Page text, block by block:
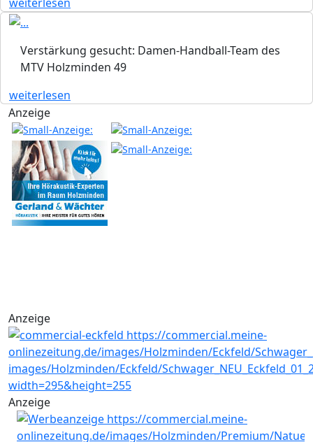
weiterlesen
Verstärkung gesucht: Damen-Handball-Team des
MTV Holzminden 49
weiterlesen
Anzeige
Anzeige
Anzeige